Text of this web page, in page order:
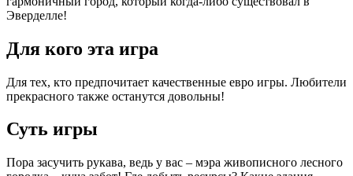
Эверделле!
Для кого эта игра
Для тех, кто предпочитает качественные евро игры. Любители
прекрасного также останутся довольны!
Суть игры
Пора засучить рукава, ведь у вас – мэра живописного лесного